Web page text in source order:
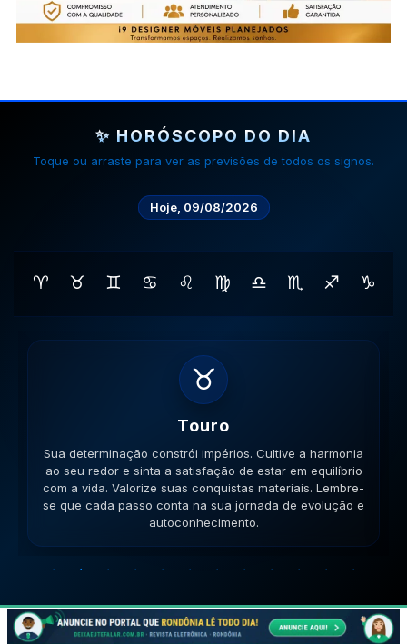
✨ HORÓSCOPO DO DIA
Toque ou arraste para ver as previsões de todos os signos.
Hoje, 09/08/2026
♈ ♉ ♊ ♋ ♌ ♍ ♎ ♏ ♐ ♑
♊
Gemeos
Sua habilidade manual pode ser útil. Conecte-se com
pessoas que compartilham seus ideais e veja como a
colaboração gera frutos. Esteja aberto a novas ideias.
Lembre-se que cada passo conta na sua jornada de
evolução e autoconhecimento.